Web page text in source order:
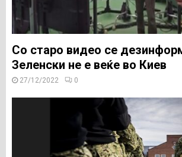
Со старо видео се
Зеленски не е веќе во Киев
27/12/2022 0